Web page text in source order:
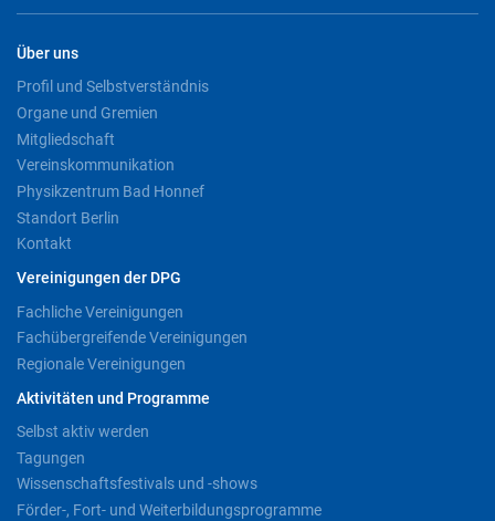
Über uns
Profil und Selbstverständnis
Organe und Gremien
Mitgliedschaft
Vereinskommunikation
Physikzentrum Bad Honnef
Standort Berlin
Kontakt
Vereinigungen der DPG
Fachliche Vereinigungen
Fachübergreifende Vereinigungen
Regionale Vereinigungen
Aktivitäten und Programme
Selbst aktiv werden
Tagungen
Wissenschaftsfestivals und -shows
Förder-, Fort- und Weiterbildungsprogramme